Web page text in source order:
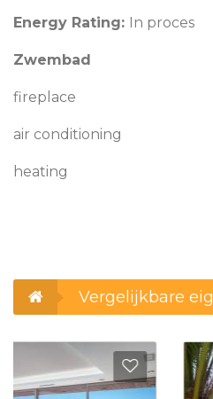
Energy Rating: In proces
Zwembad
fireplace
air conditioning
heating
Vergelijkbare
aan favorieten